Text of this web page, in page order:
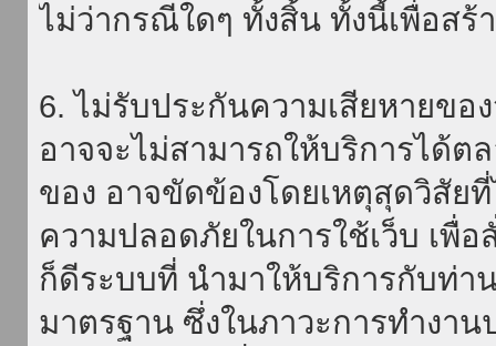
ไม่ว่ากรณีใดๆ ทั้งสิ้น ทั้งนี้เพื่อสร้
6. ไม่รับประกันความเสียหายขอ
อาจจะไม่สามารถให้บริการได้ต
ของ อาจขัดข้องโดยเหตุสุดวิสัย
ความปลอดภัยในการใช้เว็บ เพื่
ก็ดีระบบที่ นำมาให้บริการกับท่
มาตรฐาน ซึ่งในภาวะการทำงา